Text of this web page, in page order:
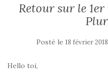
Retour sur le
Posté le 18 février 2018
Hello toi,